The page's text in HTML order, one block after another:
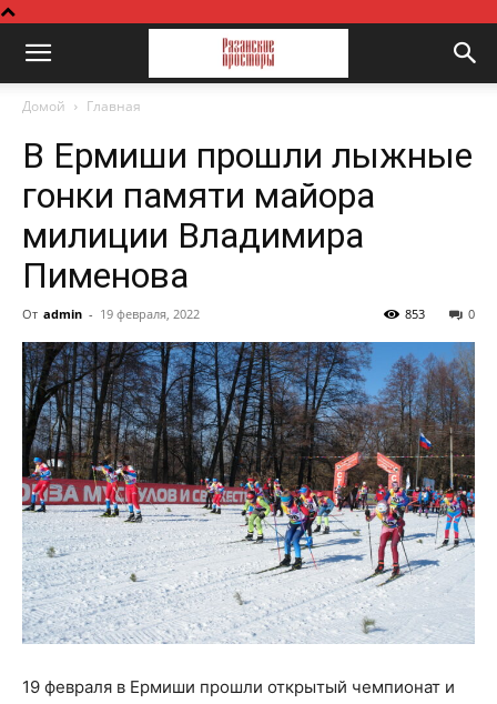
Домой Главная
В Ермиши прошли лыжные
гонки памяти майора
милиции Владимира
Пименова
От admin - 19 февраля, 2022 0
853
19 февраля в Ермиши прошли открытый чемпионат и